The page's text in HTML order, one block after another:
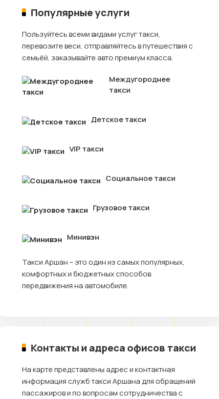
Популярные услуги
Пользуйтесь всеми видами услуг такси,
перевозите веси, отправляйтесь в путешествия с
семьёй, заказывайте авто премиум класса.
Междугороднее
такси
Детское такси
VIP такси
Социальное такси
Грузовое такси
Минивэн
Такси Аршан – это один из самых популярных,
комфортных и бюджетных способов
передвижения на автомобиле.
Контакты и адреса офисов такси
На карте представлены адрес и контактная
информация служб такси Аршана для обращений
пассажиров и по вопросам сотрудничества с